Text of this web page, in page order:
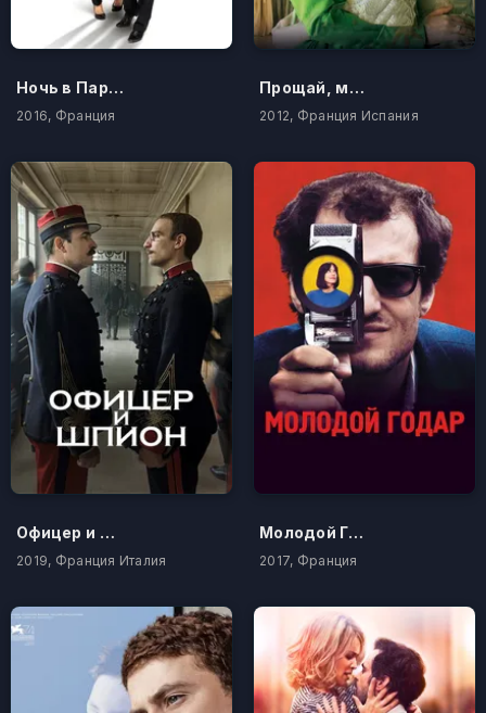
Ночь в Париже
2016, Франция
Прощай, моя королева
2012, Франция Испания
Офицер и шпион
2019, Франция Италия
Молодой Годар
2017, Франция